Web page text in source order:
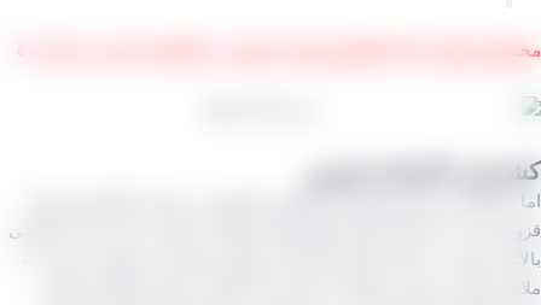
تیزابی که از کشمش تیزاب خورده در کارخانه بدست می آید. ⇓
تاکستان قزوین
ای دیگر تولیدکننده انگور و کشمش در ایران تاکستان استان
است که جالب آنکه دقیقاً همان تولیدات ملایر را دارد اما با کیفیتی
و چون در ادامه کارخانه‌ های این شهر حساسیت بیشتری نسبت به
روی برند خود و تولیدات خود دارند کیفیت خروجی آنها نیز بالاتر